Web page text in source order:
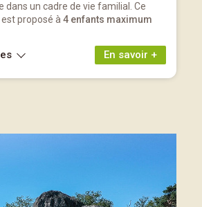
dans un cadre de vie familial. Ce
proposé à 4 enfants maximum
En savoir +